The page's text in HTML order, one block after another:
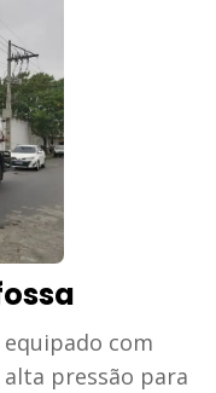
com
pressão para